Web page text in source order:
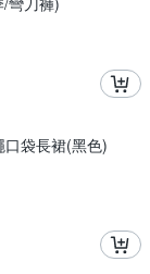
袋長裙(黑色)